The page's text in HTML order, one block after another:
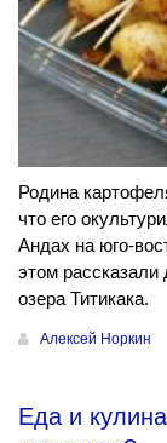
Родина
что его
Андах на юго-
этом
озера Титикака.
Алексей Норкин
Еда и